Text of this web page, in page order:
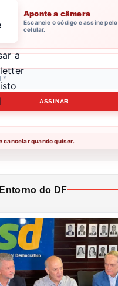
Aponte a câmera
Escaneie o código e assine pelo
celular.
cancelar quando quiser.
do DF